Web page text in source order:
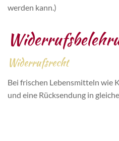
werden kann.)
Widerrufsrecht
Bei frischen Lebensmitteln wie
und eine Rücksendung in